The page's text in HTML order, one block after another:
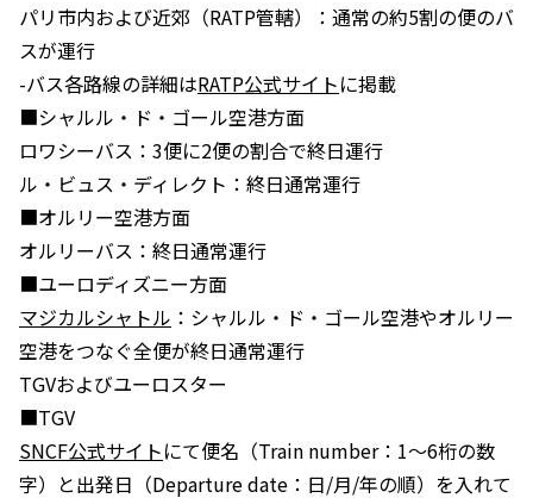
パリ市内および近郊（RATP管轄）：通常の約5割の便のバ
スが運行
-バス各路線の詳細はRATP公式サイトに掲載
■シャルル・ド・ゴール空港方面
ロワシーバス：3便に2便の割合で終日運行
ル・ビュス・ディレクト：終日通常運行
■オルリー空港方面
オルリーバス：終日通常運行
■ユーロディズニー方面
マジカルシャトル ：シャルル・ド・ゴール空港やオルリー
空港をつなぐ全便が終日通常運行
TGVおよびユーロスター
■TGV
SNCF公式サイトにて便名（Train number：1〜6桁の数
字）と出発日（Departure date：日/月/年の順）を入れて